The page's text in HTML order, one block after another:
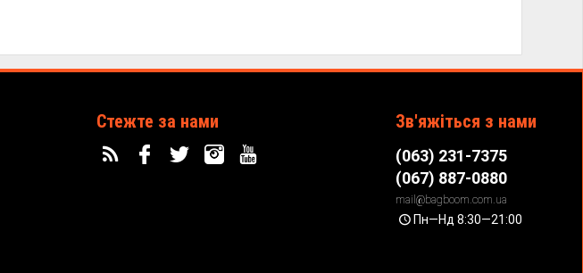
Стежте за нами Зв'яжіться з нами
(063) 231-7375
(067) 887-0880
mail@bagboom.com.ua
Пн—Нд 8:30—21:00